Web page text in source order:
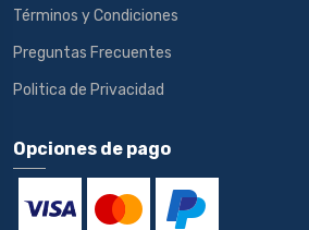
Términos y Condiciones
Preguntas Frecuentes
Politica de Privacidad
Opciones de pago